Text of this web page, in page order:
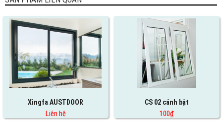
Xingfa AUSTDOOR
Liên hệ
CS 02 cánh bật
100₫